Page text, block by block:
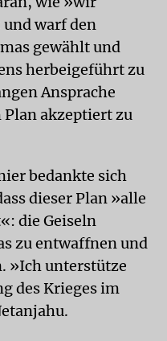
warf den
gewählt und
herbeigeführt zu
Ansprache
Plan akzeptiert zu
bedankte sich
dieser Plan »alle
die Geiseln
zu entwaffnen und
»Ich unterstütze
des Krieges im